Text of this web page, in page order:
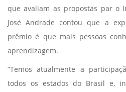
que avaliam as propostas par o
José Andrade contou que a
prêmio é que mais pessoas
aprendizagem.
“Temos atualmente a
todos os estados do Brasil e,